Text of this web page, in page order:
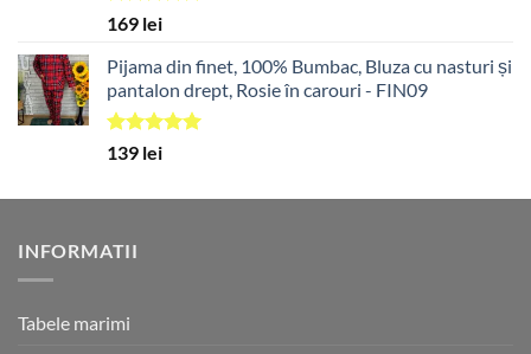
Evaluat la
169 lei
Pijama din finet, 100% Bumbac, Bluza cu nasturi și
pantalon drept, Rosie în carouri - FIN09
Evaluat la
139 lei
INFORMATII
Tabele marimi